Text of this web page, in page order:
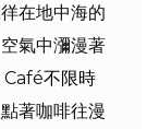
在地中海的
氣中瀰漫著
Café不限時
著咖啡往漫